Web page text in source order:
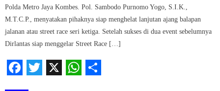
Polda Metro Jaya Kombes. Pol. Sambodo Purnomo Yogo, S.I.K.,
M.T.C.P., menyatakan pihaknya siap menghelat lanjutan ajang balapan
jalanan atau street race seri ketiga. Setelah sukses di dua event sebelumnya
Dirlantas siap menggelar Street Race […]